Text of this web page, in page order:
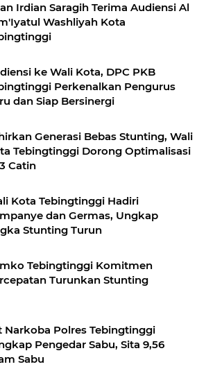
Irdian Saragih Terima Audiensi Al
Washliyah Kota
ke Wali Kota, DPC PKB
Perkenalkan Pengurus
dan Siap Bersinergi
Generasi Bebas Stunting, Wali
Tebingtinggi Dorong Optimalisasi
Catin
Kota Tebingtinggi Hadiri
dan Germas, Ungkap
Stunting Turun
Tebingtinggi Komitmen
Turunkan Stunting
Narkoba Polres Tebingtinggi
Pengedar Sabu, Sita 9,56
Sabu